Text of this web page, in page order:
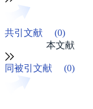
共引文献
(0)
本文献
同被引文献 (0)